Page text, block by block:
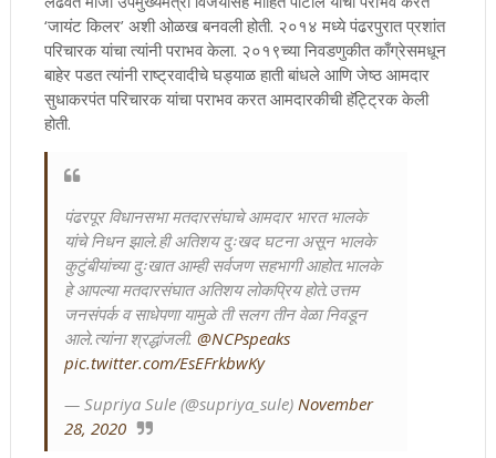
‘जायंट किलर’ अशी ओळख बनवली होती. २०१४ मध्ये पंढरपुरात प्रशांत
परिचारक यांचा त्यांनी पराभव केला. २०१९च्या निवडणुकीत काँग्रेसमधून
बाहेर पडत त्यांनी राष्ट्रवादीचे घड्याळ हाती बांधले आणि जेष्ठ आमदार
सुधाकरपंत परिचारक यांचा पराभव करत आमदारकीची हॅट्ट्रिक केली
होती.
पंढरपूर विधानसभा मतदारसंघाचे आमदार भारत भालके
यांचे निधन झाले.ही अतिशय दुःखद घटना असून भालके
कुटुंबीयांच्या दुःखात आम्ही सर्वजण सहभागी आहोत.भालके
हे आपल्या मतदारसंघात अतिशय लोकप्रिय होते.उत्तम
जनसंपर्क व साधेपणा यामुळे ती सलग तीन वेळा निवडून
आले.त्यांना श्रद्धांजली. @NCPspeaks
pic.twitter.com/EsEFrkbwKy
— Supriya Sule (@supriya_sule) November
28, 2020